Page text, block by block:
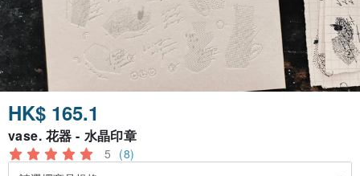
HK$ 165.1
vase. 花器 - 水晶印章
5 (8)